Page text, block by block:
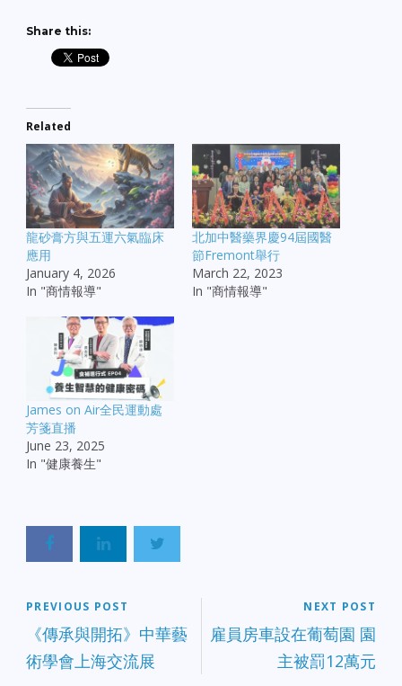
Share this:
Related
龍砂膏方與五運六氣臨床
應用
January 4, 2026
In "商情報導"
北加中醫藥界慶94屆國醫
節Fremont舉行
March 22, 2023
In "商情報導"
James on Air全民運動處
芳箋直播
June 23, 2025
In "健康養生"
PREVIOUS POST
《傳承與開拓》中華藝
術學會上海交流展
NEXT POST
雇員房車設在葡萄園 園
主被罰12萬元